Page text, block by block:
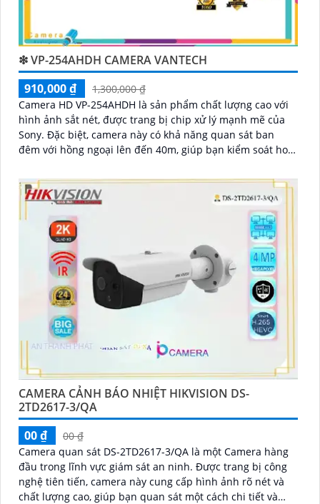
❇ VP-254AHDH CAMERA VANTECH
910,000 ₫
1,300,000 ₫
Camera HD VP-254AHDH là sản phẩm chất lượng cao với
hình ảnh sắt nét, được trang bị chip xử lý mạnh mẽ của
Sony. Đặc biệt, camera này có khả năng quan sát ban
đêm với hồng ngoại lên đến 40m, giúp bạn kiểm soát hoạt
CAMERA CẢNH BÁO NHIỆT HIKVISION DS-
2TD2617-3/QA
00 ₫
00 ₫
Camera quan sát DS-2TD2617-3/QA là một Camera hàng
đầu trong lĩnh vực giám sát an ninh. Được trang bị công
nghệ tiên tiến, camera này cung cấp hình ảnh rõ nét và
chất lượng cao, giúp bạn quan sát một cách chi tiết và